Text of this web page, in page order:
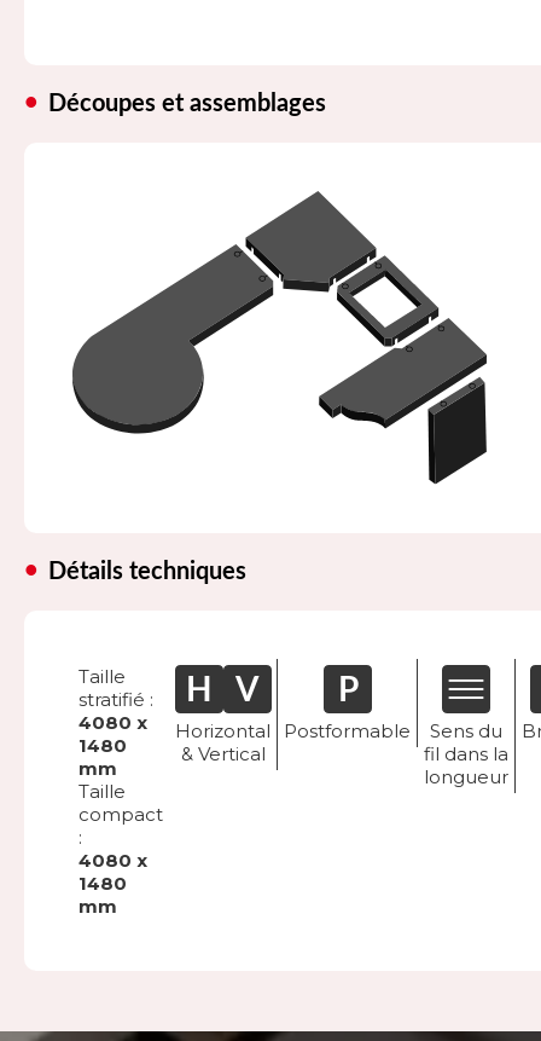
Découpes et assemblages
Détails techniques
Taille
stratifié :
4080 x
1480
mm
Taille
compact
:
4080 x
1480
mm
Horizontal
& Vertical
Postformable
Sens du
fil dans la
longueur